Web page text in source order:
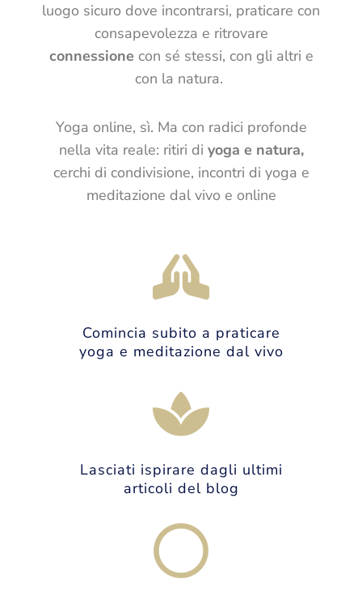
luogo sicuro dove incontrarsi, praticare con
consapevolezza e ritrovare
connessione con sé stessi, con gli altri e
con la natura.
Yoga online, sì. Ma con radici profonde
nella vita reale: ritiri di yoga e natura,
cerchi di condivisione, incontri di yoga e
meditazione dal vivo e online
Comincia subito a praticare
yoga e meditazione dal vivo
Lasciati ispirare dagli ultimi
articoli del blog